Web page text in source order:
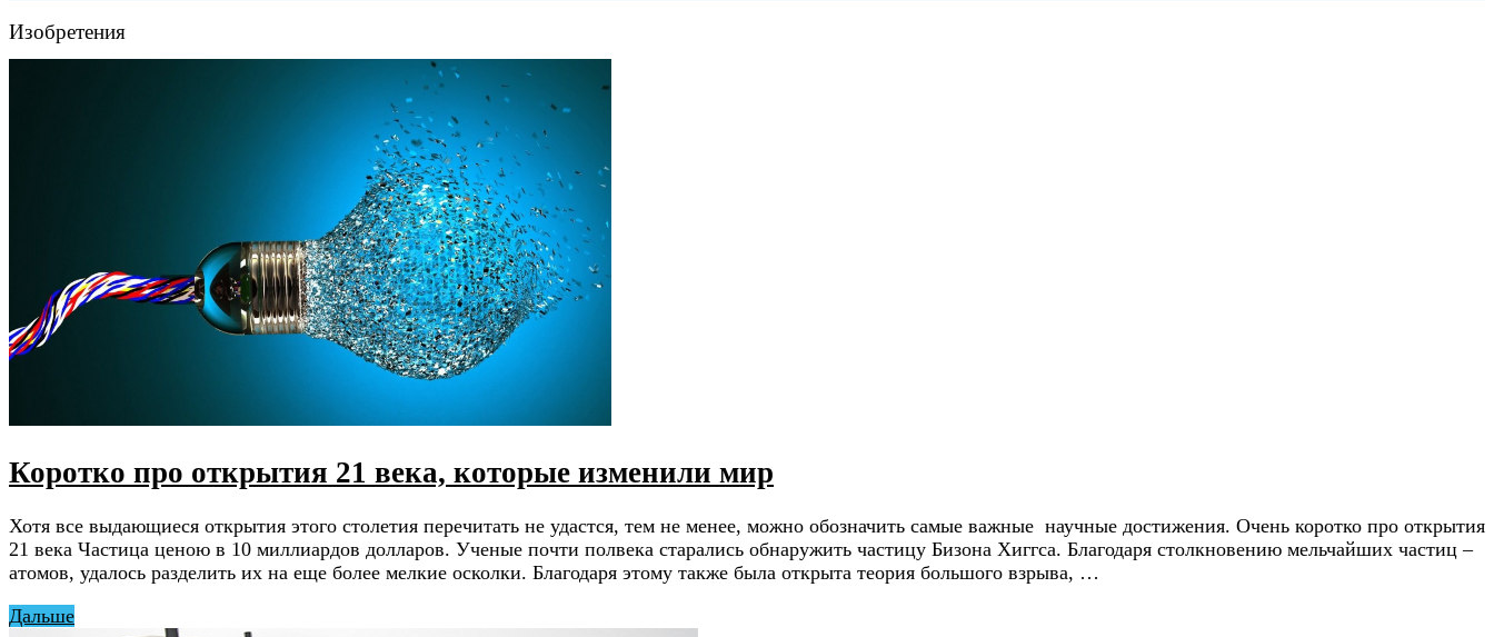
Изобретения
Коротко про открытия 21 века, которые изменили мир
Хотя все выдающиеся открытия этого столетия перечитать не удастся, тем не менее, можно обозначить самые важные научные достижения. Очень коротко про открытия
21 века Частица ценою в 10 миллиардов долларов. Ученые почти полвека старались обнаружить частицу Бизона Хиггса. Благодаря столкновению мельчайших частиц –
атомов, удалось разделить их на еще более мелкие осколки. Благодаря этому также была открыта теория большого взрыва, …
Дальше